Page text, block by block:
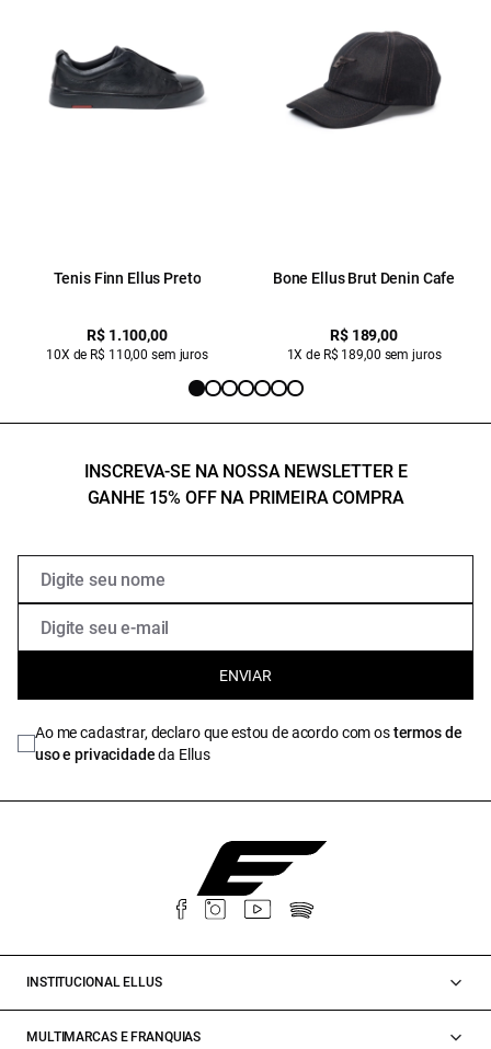
Tenis Finn Ellus Preto
R$ 1.100,00
10X de R$ 110,00 sem juros
Bone Ellus Brut Denin Cafe
R$ 189,00
1X de R$ 189,00 sem juros
INSCREVA-SE NA NOSSA NEWSLETTER E
GANHE 15% OFF NA PRIMEIRA COMPRA
ENVIAR
Ao me cadastrar, declaro que estou de acordo com ostermos de
uso e privacidadeda Ellus
INSTITUCIONAL ELLUS
MULTIMARCAS E FRANQUIAS